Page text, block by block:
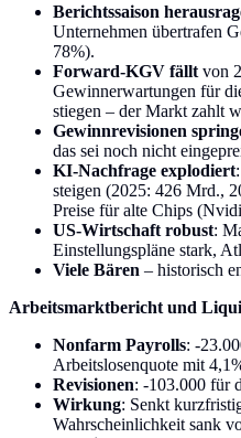
Berichtssaison
Unternehmen übertrafen
78%).
Forward-KGV fällt von
Gewinnerwartungen für
stiegen – der Markt zahlt
Gewinnrevisionen
das sei noch nicht
KI-Nachfrage explodiert
steigen (2025: 426 Mrd.,
Preise für alte Chips
US-Wirtschaft robust:
Einstellungspläne stark,
Viele Bären – historisch
Arbeitsmarktbericht und
Nonfarm Payrolls: -
Arbeitslosenquote mit
Revisionen: -103.000 für
Wirkung: Senkt
Wahrscheinlichkeit sank